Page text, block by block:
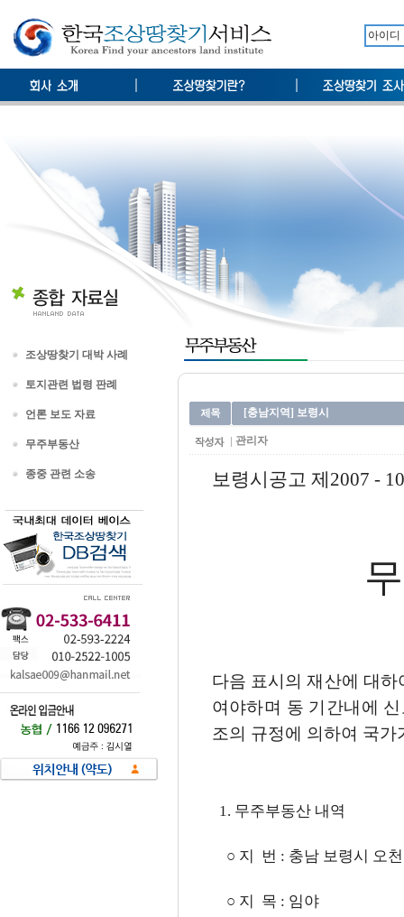
조상땅찾기 대박 사례
토지관련 법령 판례
언론 보도 자료
무주부동산
종중 관련 소송
[충남지역] 보령시
관리자
보령시공고 제2007 -
다음 표시의 재산에 대
여야하며 동 기간내에
조의 규정에 의하여 국
1. 무주부동산 내역
○ 지 번 : 충남 보령시 오천
○ 지 목 : 임야